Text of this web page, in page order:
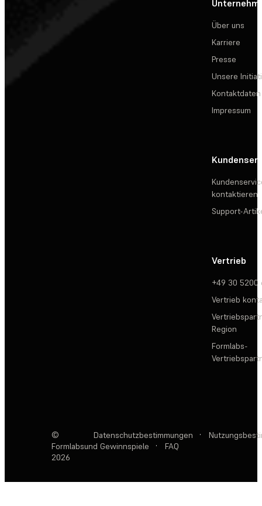
Über uns
Karriere
Presse
Unsere
Kontaktdaten
Impressum
kontaktieren
Support-
Vertrieb
+49 30 5200
Vertrieb
Region
Formlabs-
©
Formlabs
2026
Datenschutzbestimmungen ·
und Gewinnspiele
· FAQ